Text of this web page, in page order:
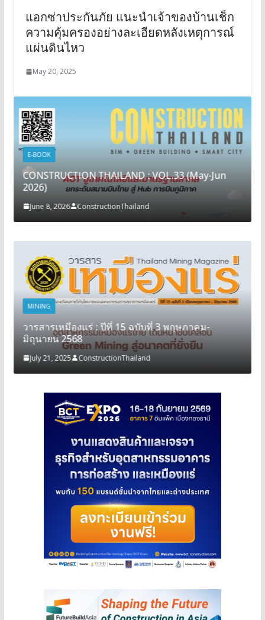
แอกซ่าประกันภัย แนะนำเจ้าของบ้านเช็ก
ความคุ้มครองอย่างละเอียดหลังเหตุการณ์
แผ่นดินไหว
May 20, 2025
E-BOOK
CONSTRUCTION THAILAND : VOL.33 (May-Jun
2026)
June 8, 2026 ConstructionThailand
MINING
วารสารเหมืองแร่ : ปีที่ 15 ฉบับที่ 3 พฤษภาคม-
มิถุนายน 2568
July 21, 2025 ConstructionThailand